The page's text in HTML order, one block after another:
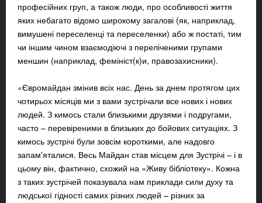
професійних груп, а також люди, про особливості життя
яких небагато відомо широкому загалові (як, наприклад,
вимушені переселенці та переселенки) або ж постаті, тим
чи іншим чином взаємодіючі з переліченими групами
меншин (наприклад, фемініст(к)и, правозахисники).
«Євромайдан змінив всіх нас. День за днем протягом цих
чотирьох місяців ми з вами зустрічали все нових і нових
людей. З кимось стали близькими друзями і подругами,
часто – перевіреними в близьких до бойових ситуаціях. З
кимось зустрічі були зовсім короткими, але надовго
запам'яталися. Весь Майдан став місцем для Зустрічі – і в
цьому він, фактично, схожий на «Живу бібліотеку». Кожна
з таких зустрічей показувала нам приклади сили духу та
людської гідності самих різних людей – різних за